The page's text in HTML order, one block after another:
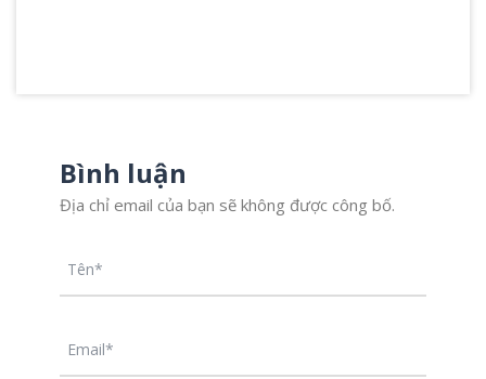
Bình luận
Địa chỉ email của bạn sẽ không được công bố.